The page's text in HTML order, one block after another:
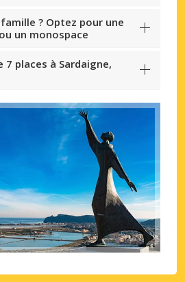
? Optez pour une
un monospace
7 places à Sardaigne,